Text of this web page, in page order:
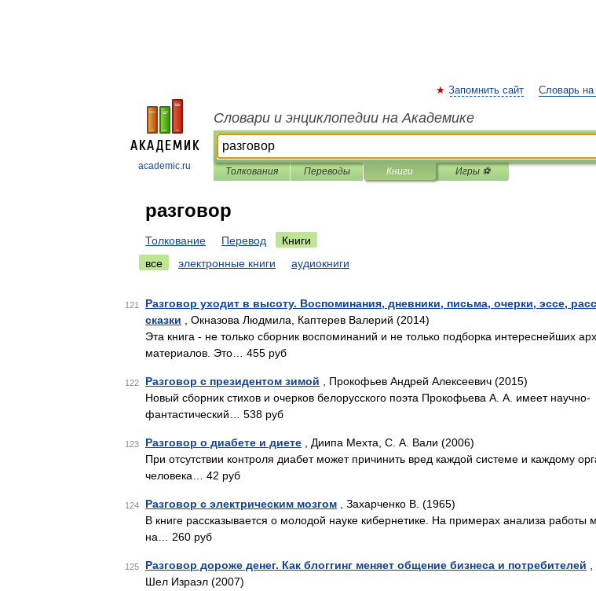
academic.ru
Запомнить сайт Словарь на
Словари и энциклопедии на Академике
Толкования Переводы Книги Игры ⚽
разговор
Толкование Перевод
Книги
все
электронные книги аудиокниги
121
Разговор уходит в высоту. Воспоминания, дневники, письма, очерки, эссе,
сказки , Окназова Людмила, Каптерев Валерий (2014)
Эта книга - не только сборник воспоминаний и не только подборка интереснейших
материалов. Это… 455 руб
122 Разговор с президентом зимой , Прокофьев Андрей Алексеевич (2015)
Новый сборник стихов и очерков белорусского поэта Прокофьева А. А. имеет научно-
фантастический… 538 руб
123 Разговор о диабете и диете , Диипа Мехта, С. А. Вали (2006)
При отсутствии контроля диабет может причинить вред каждой системе и каждому
человека… 42 руб
124 Разговор с электрическим мозгом , Захарченко В. (1965)
В книге рассказывается о молодой науке кибернетике. На примерах анализа работы
на… 260 руб
125 Разговор дороже денег. Как блоггинг меняет общение бизнеса и потребителей
Шел Израэл (2007)